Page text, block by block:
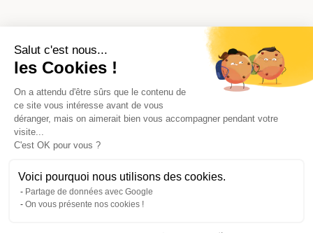
Salut c'est nous...
les Cookies !
On a attendu d'être sûrs que le contenu de
ce site vous intéresse avant de vous
déranger, mais on aimerait bien vous accompagner pendant votre
visite...
C'est OK pour vous ?
Voici pourquoi nous utilisons des cookies.
Partage de données avec Google
On vous présente nos cookies !